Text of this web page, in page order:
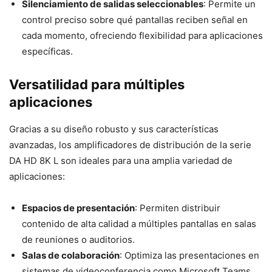
Silenciamiento de salidas seleccionables: Permite un
control preciso sobre qué pantallas reciben señal en
cada momento, ofreciendo flexibilidad para aplicaciones
específicas.
Versatilidad para múltiples
aplicaciones
Gracias a su diseño robusto y sus características
avanzadas, los amplificadores de distribución de la serie
DA HD 8K L son ideales para una amplia variedad de
aplicaciones:
Espacios de presentación: Permiten distribuir
contenido de alta calidad a múltiples pantallas en salas
de reuniones o auditorios.
Salas de colaboración: Optimiza las presentaciones en